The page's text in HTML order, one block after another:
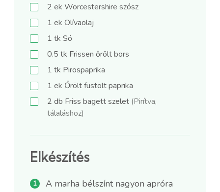
2 ek Worcestershire szósz
1 ek Olívaolaj
1 tk Só
0.5 tk Frissen őrölt bors
1 tk Pirospaprika
1 ek Őrölt füstölt paprika
2 db Friss bagett szelet (Pirítva,
tálaláshoz)
Elkészítés
A marha bélszínt nagyon apróra